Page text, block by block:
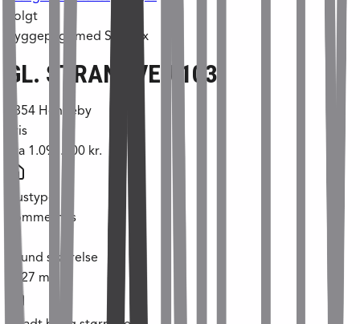
Solgt
Byggepligt med Skanlux
GL. STRANDVEJ 103
6854 Henneby
Pris
Fra 1.098.000 kr.
Hustype
Sommerhus
Grund størrelse
1227 m²